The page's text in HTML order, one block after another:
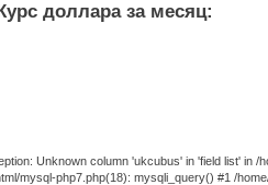
доллара за месяц:
Unknown column 'ukcubus' in 'field list' in
mysql-php7.php(18): mysqli_query() #1 /